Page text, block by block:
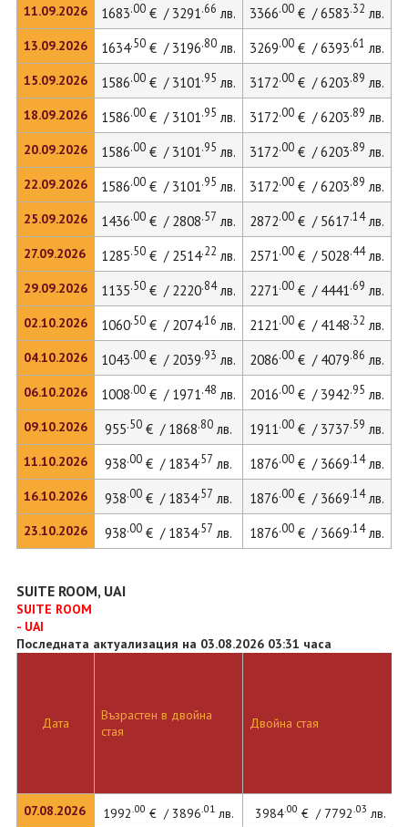
11.09.2026
13.09.2026
15.09.2026
18.09.2026
20.09.2026
22.09.2026
25.09.2026
27.09.2026
29.09.2026
02.10.2026
04.10.2026
06.10.2026
09.10.2026
11.10.2026
16.10.2026
23.10.2026
1683.00€ / 3291.66 лв. 3366.00€ / 6583.32 лв.
1634.50€ / 3196.80лв. 3269.00€ / 6393.61 лв.
1586.00€ / 3101.95 лв. 3172.00€ / 6203.89 лв.
1586.00€ / 3101.95 лв. 3172.00€ / 6203.89 лв.
1586.00€ / 3101.95 лв. 3172.00€ / 6203.89 лв.
1586.00€ / 3101.95 лв. 3172.00€ / 6203.89 лв.
1436.00€ / 2808.57 лв. 2872.00€ / 5617.14лв.
1285.50€ / 2514.22 лв. 2571.00€ / 5028.44лв.
1135.50€ / 2220.84лв. 2271.00€ / 4441.69 лв.
1060.50€ / 2074.16 лв. 2121.00€ / 4148.32 лв.
1043.00€ / 2039.93 лв. 2086.00€ / 4079.86 лв.
1008.00€ / 1971.48 лв. 2016.00€ / 3942.95 лв.
955.50€ / 1868.80лв. 1911.00€ / 3737.59 лв.
938.00€ / 1834.57 лв. 1876.00€ / 3669.14лв.
938.00€ / 1834.57 лв. 1876.00€ / 3669.14лв.
938.00€ / 1834.57 лв. 1876.00€ / 3669.14лв.
SUITE ROOM, UAI
SUITE ROOM
- UAI
Последната актуализация на 03.08.2026 03:31 часа
Дата
07.08.2026
Възрастен в двойна
стая
Двойна стая
1992.00 € / 3896.01лв. 3984.00 € / 7792.03 лв.